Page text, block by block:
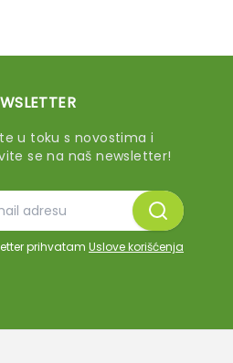
u toku s novostima i
se na naš newsletter!
prihvatam Uslove korišćenja